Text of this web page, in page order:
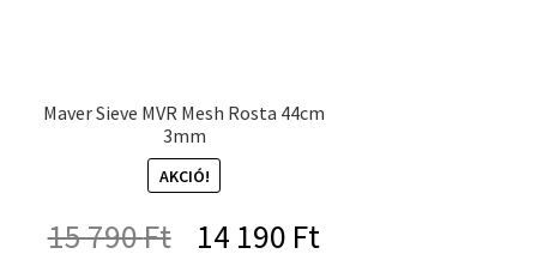
Maver Sieve MVR Mesh Rosta 44cm
3mm
AKCIÓ!
15 790Ft
Original
14 190 FtCurrent